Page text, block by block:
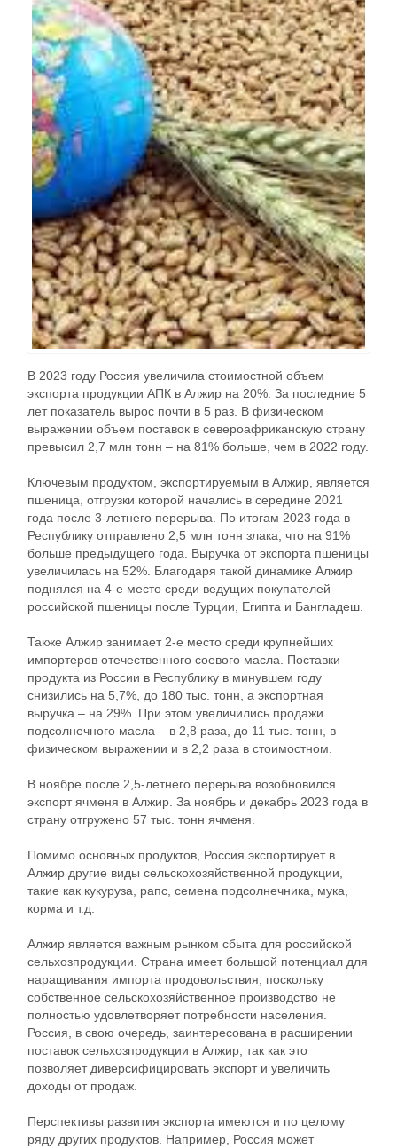
В 2023 году Россия увеличила стоимостной объем
экспорта продукции АПК в Алжир на 20%. За последние 5
лет показатель вырос почти в 5 раз. В физическом
выражении объем поставок в североафриканскую страну
превысил 2,7 млн тонн – на 81% больше, чем в 2022 году.
Ключевым продуктом, экспортируемым в Алжир, является
пшеница, отгрузки которой начались в середине 2021
года после 3-летнего перерыва. По итогам 2023 года в
Республику отправлено 2,5 млн тонн злака, что на 91%
больше предыдущего года. Выручка от экспорта пшеницы
увеличилась на 52%. Благодаря такой динамике Алжир
поднялся на 4-е место среди ведущих покупателей
российской пшеницы после Турции, Египта и Бангладеш.
Также Алжир занимает 2-е место среди крупнейших
импортеров отечественного соевого масла. Поставки
продукта из России в Республику в минувшем году
снизились на 5,7%, до 180 тыс. тонн, а экспортная
выручка – на 29%. При этом увеличились продажи
подсолнечного масла – в 2,8 раза, до 11 тыс. тонн, в
физическом выражении и в 2,2 раза в стоимостном.
В ноябре после 2,5-летнего перерыва возобновился
экспорт ячменя в Алжир. За ноябрь и декабрь 2023 года в
страну отгружено 57 тыс. тонн ячменя.
Помимо основных продуктов, Россия экспортирует в
Алжир другие виды сельскохозяйственной продукции,
такие как кукуруза, рапс, семена подсолнечника, мука,
корма и т.д.
Алжир является важным рынком сбыта для российской
сельхозпродукции. Страна имеет большой потенциал для
наращивания импорта продовольствия, поскольку
собственное сельскохозяйственное производство не
полностью удовлетворяет потребности населения.
Россия, в свою очередь, заинтересована в расширении
поставок сельхозпродукции в Алжир, так как это
позволяет диверсифицировать экспорт и увеличить
доходы от продаж.
Перспективы развития экспорта имеются и по целому
ряду других продуктов. Например, Россия может